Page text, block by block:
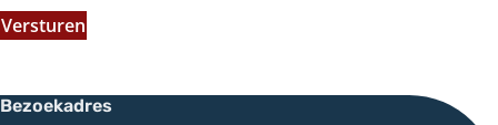
Versturen
Bezoekadres